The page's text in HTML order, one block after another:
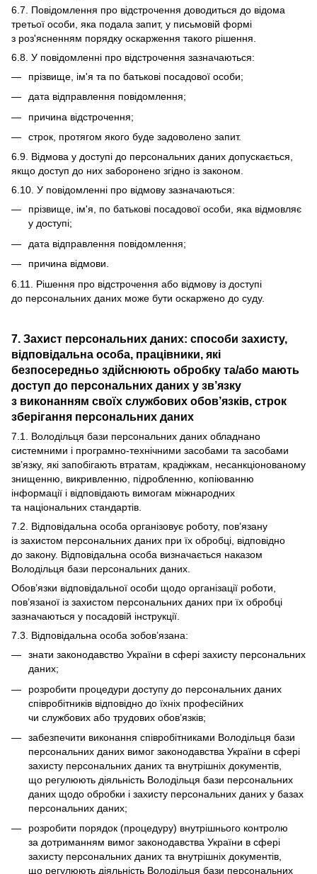
6.7. Повідомлення про відстрочення доводиться до відома
третьої особи, яка подала запит, у письмовій формі
з роз'ясненням порядку оскарження такого рішення.
6.8. У повідомленні про відстрочення зазначаються:
прізвище, ім'я та по батькові посадової особи;
дата відправлення повідомлення;
причина відстрочення;
строк, протягом якого буде задоволено запит.
6.9. Відмова у доступі до персональних даних допускається,
якщо доступ до них заборонено згідно із законом.
6.10. У повідомленні про відмову зазначаються:
прізвище, ім'я, по батькові посадової особи, яка відмовляє
у доступі;
дата відправлення повідомлення;
причина відмови.
6.11. Рішення про відстрочення або відмову із доступі
до персональних даних може бути оскаржено до суду.
7. Захист персональних даних: способи захисту,
відповідальна особа, працівники, які
безпосередньо здійснюють обробку та/або мають
доступ до персональних даних у зв’язку
з виконанням своїх службових обов’язків, строк
зберігання персональних даних
7.1. Володільця бази персональних даних обладнано
системними і програмно-технічними засобами та засобами
зв’язку, які запобігають втратам, крадіжкам, несанкціонованому
знищенню, викривленню, підробленню, копіюванню
інформації і відповідають вимогам міжнародних
та національних стандартів.
7.2. Відповідальна особа організовує роботу, пов’язану
із захистом персональних даних при їх обробці, відповідно
до закону. Відповідальна особа визначається наказом
Володільця бази персональних даних.
Обов’язки відповідальної особи щодо організації роботи,
пов’язаної із захистом персональних даних при їх обробці
зазначаються у посадовій інструкції.
7.3. Відповідальна особа зобов’язана:
знати законодавство України в сфері захисту персональних
даних;
розробити процедури доступу до персональних даних
співробітників відповідно до їхніх професійних
чи службових або трудових обов’язків;
забезпечити виконання співробітниками Володільця бази
персональних даних вимог законодавства України в сфері
захисту персональних даних та внутрішніх документів,
що регулюють діяльність Володільця бази персональних
даних щодо обробки і захисту персональних даних у базах
персональних даних;
розробити порядок (процедуру) внутрішнього контролю
за дотриманням вимог законодавства України в сфері
захисту персональних даних та внутрішніх документів,
що регулюють діяльність Володільця бази персональних